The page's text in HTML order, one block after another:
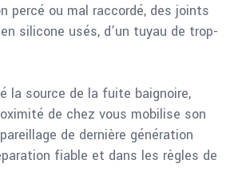
percé ou mal raccordé, des joints
silicone usés, d’un tuyau de trop-
la source de la fuite baignoire,
de chez vous mobilise son
de dernière génération
fiable et dans les règles de